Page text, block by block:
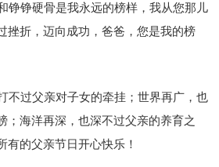
铮铮硬骨是我永远的榜样，我从您那儿
挫折，迈向成功，爸爸，您是我的榜
不过父亲对子女的牵挂；世界再广，也
；海洋再深，也深不过父亲的养育之
有的父亲节日开心快乐！